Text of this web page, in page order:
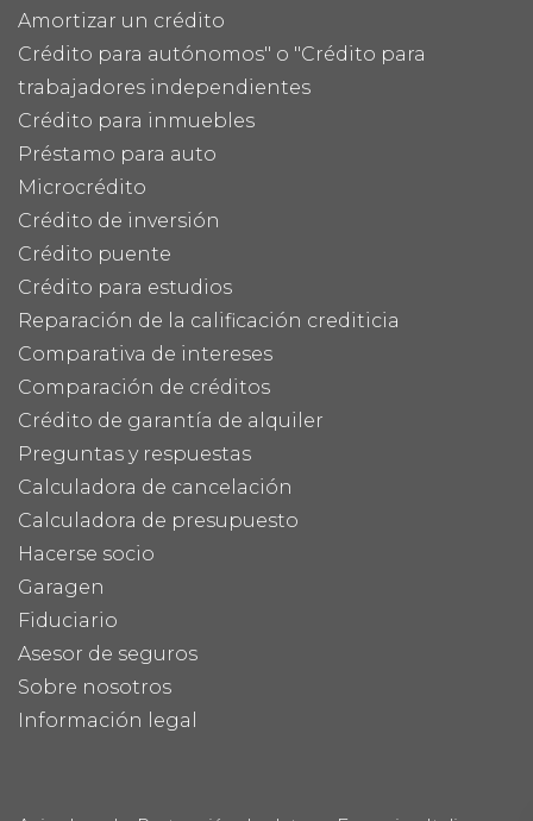
Amortizar un crédito
Crédito para autónomos" o "Crédito para
trabajadores independientes
Crédito para inmuebles
Préstamo para auto
Microcrédito
Crédito de inversión
Crédito puente
Crédito para estudios
Reparación de la calificación crediticia
Comparativa de intereses
Comparación de créditos
Crédito de garantía de alquiler
Preguntas y respuestas
Calculadora de cancelación
Calculadora de presupuesto
Hacerse socio
Garagen
Fiduciario
Asesor de seguros
Sobre nosotros
Información legal